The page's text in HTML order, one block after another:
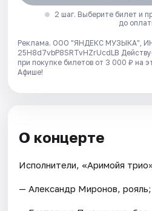
2 шаг. Выберите билет и
до
Реклама. ООО "ЯНДЕКС МУЗЫКА",
25H8d7vbP8SRTvHZrUcdLB
при покупке билетов от 3 000 ₽ на
Афише!
О концерте
Исполнители, «Аримойя
— Александр Миронов, рояль;